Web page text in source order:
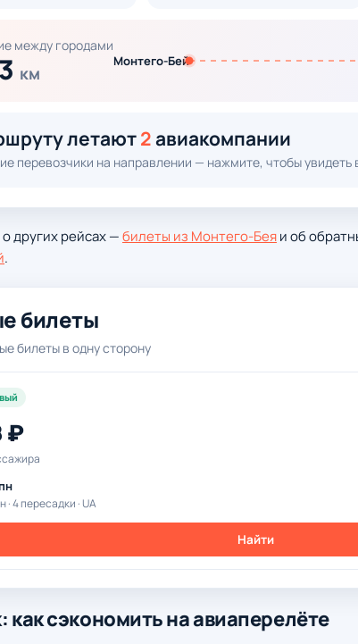
между городами
км
Монтего-Бей
летают2авиакомпании
перевозчики на направлении — нажмите, чтобы увидеть
других рейсах —билеты из Монтего-Беяи об
.
билеты
билеты в одну сторону
₽
· 4 пересадки · UA
Найти
как сэкономить на авиаперелёте